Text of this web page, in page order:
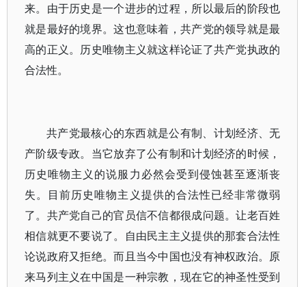
来。由于历史是一个进步的过程，所以最后的阶段也
就是最好的境界。这也意味着，共产党的领导就是最
高的正义。历史唯物主义就这样论证了共产党执政的
合法性。
共产党最核心的东西就是公有制、计划经济、无
产阶级专政。当它放弃了公有制和计划经济的时候，
历史唯物主义的说服力必然会受到侵蚀甚至逐渐丧
失。目前历史唯物主义提供的合法性已经非常微弱
了。共产党自己的官员信不信都很成问题。让老百姓
相信就更不要说了。自由民主主义提供的那套合法性
论说政府又拒绝。而且当今中国也没有神权政治。原
来马列主义在中国是一种宗教，现在它的神圣性受到